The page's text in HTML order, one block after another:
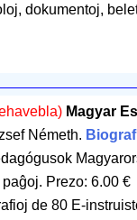
dokumentoj,
Magyar
Németh.
paĝoj. Prezo: 6.00 €
de 80 E-